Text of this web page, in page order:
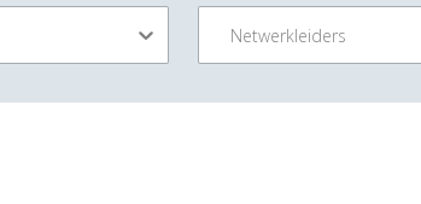
Netwerkleiders